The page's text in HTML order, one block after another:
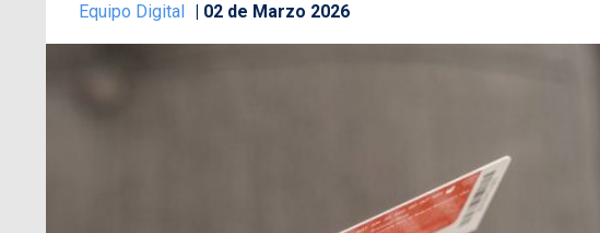
Equipo Digital 02 de Marzo 2026